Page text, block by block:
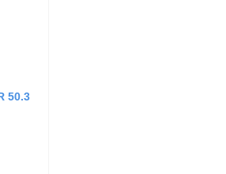
50.3